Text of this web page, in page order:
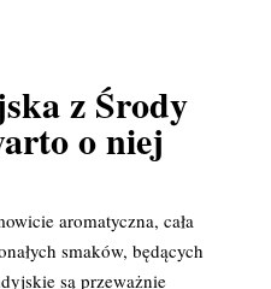
z Środy
o niej
aromatyczna, cała
smaków, będących
są przeważnie